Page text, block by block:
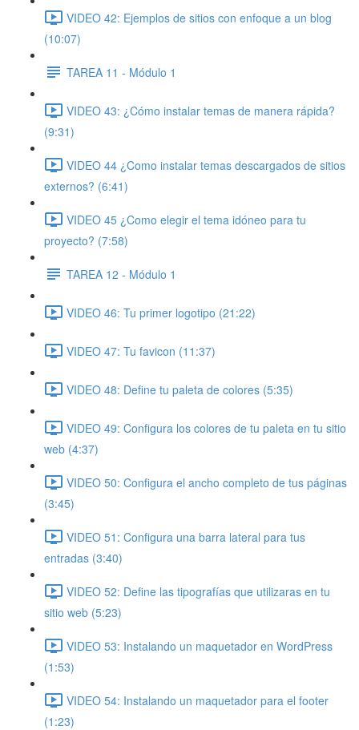
VIDEO 42: Ejemplos de sitios con enfoque a un blog
(10:07)
TAREA 11 - Módulo 1
VIDEO 43: ¿Cómo instalar temas de manera rápida?
(9:31)
VIDEO 44 ¿Como instalar temas descargados de sitios
externos? (6:41)
VIDEO 45 ¿Como elegir el tema idóneo para tu
proyecto? (7:58)
TAREA 12 - Módulo 1
VIDEO 46: Tu primer logotipo (21:22)
VIDEO 47: Tu favicon (11:37)
VIDEO 48: Define tu paleta de colores (5:35)
VIDEO 49: Configura los colores de tu paleta en tu sitio
web (4:37)
VIDEO 50: Configura el ancho completo de tus páginas
(3:45)
VIDEO 51: Configura una barra lateral para tus
entradas (3:40)
VIDEO 52: Define las tipografías que utilizaras en tu
sitio web (5:23)
VIDEO 53: Instalando un maquetador en WordPress
(1:53)
VIDEO 54: Instalando un maquetador para el footer
(1:23)